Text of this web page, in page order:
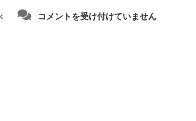
IMG20240201135016_copy_1280x9601
は
コメントを受け付けていません